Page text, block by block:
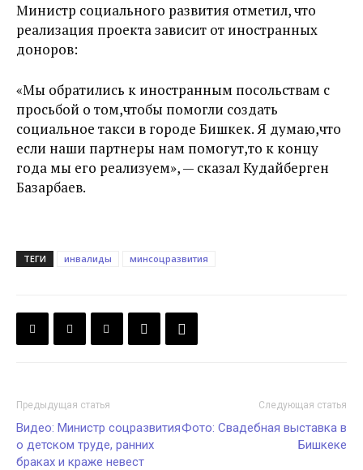
Министр социального развития отметил, что
реализация проекта зависит от иностранных
доноров:
«Мы обратились к иностранным посольствам с
просьбой о том,чтобы помогли создать
социальное такси в городе Бишкек. Я думаю,что
если наши партнеры нам помогут,то к концу
года мы его реализуем», — сказал Кудайберген
Базарбаев.
ТЕГИ инвалиды минсоцразвития
Предыдущая статья
Видео: Министр соцразвития
о детском труде, ранних
браках и краже невест
Следующая статья
Фото: Свадебная выставка в
Бишкеке